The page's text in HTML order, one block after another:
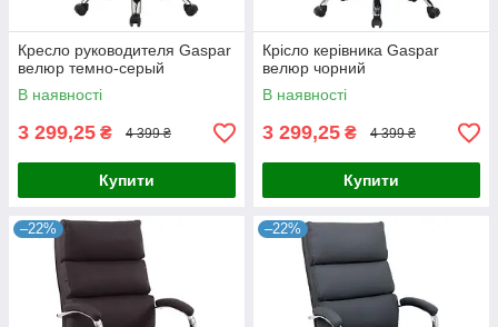
Кресло руководителя Gaspar
велюр темно-серый
В наявності
3 299,25 ₴ 4 399 ₴
Купити
Крісло керівника Gaspar
велюр чорний
В наявності
3 299,25 ₴ 4 399 ₴
Купити
–22% –22%